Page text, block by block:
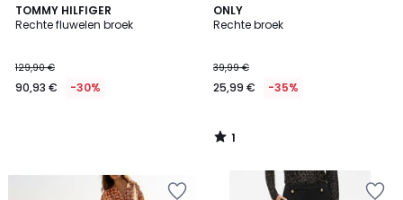
TOMMY HILFIGER
Rechte fluwelen broek
129,90 €
90,93 € -30%
ONLY
Rechte broek
39,99 €
25,99 € -35%
1
/
1
/